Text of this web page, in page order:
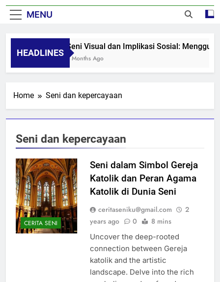
MENU
HEADLINES
Seni Visual dan Implikasi Sosial:
8 Months Ago
Home Seni dan kepercayaan
Seni dan kepercayaan
CERITA SENI
Seni dalam Simbol Gereja
Katolik dan Peran Agama
Katolik di Dunia Seni
ceritaseniku@gmail.com
2
years ago
0 8 mins
Uncover the deep-rooted
connection between Gereja
katolik and the artistic
landscape. Delve into the rich